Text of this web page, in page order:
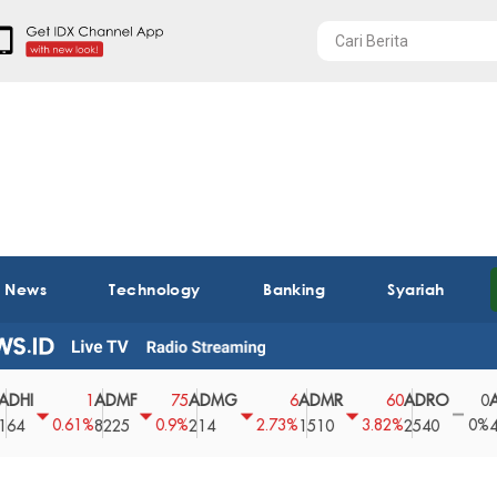
Technology Banking Syariah
0.61%
ADMF
8225
75
0.9%
ADMG
214
2.73%
ADMR
1510
60
3.82%
ADRO
2540
0
0%
AEGS